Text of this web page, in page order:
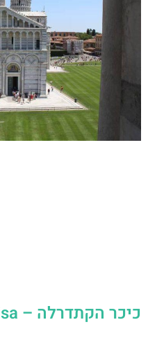
כיכר הקתדרלה – Cattedrale di Pisa